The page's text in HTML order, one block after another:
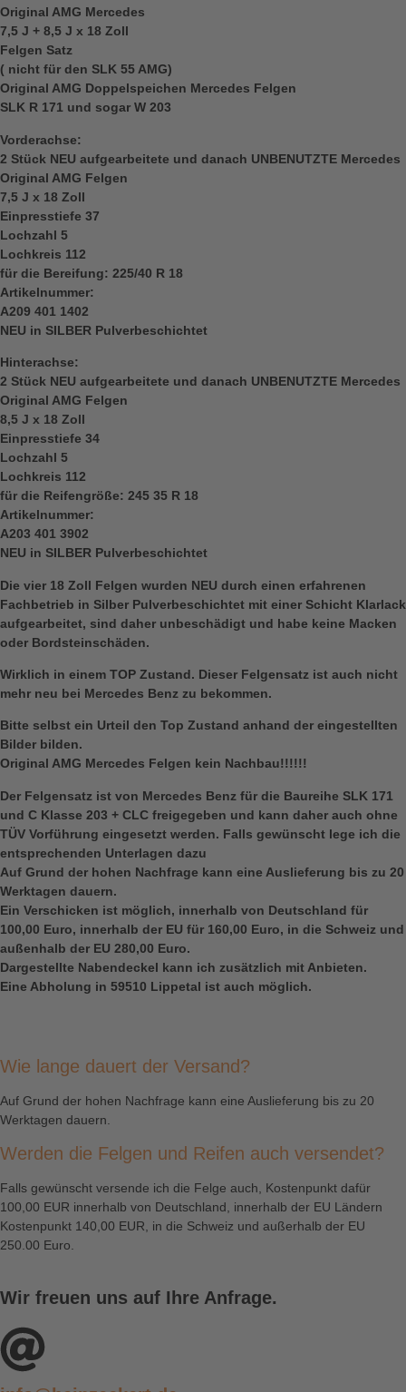
Original AMG Mercedes
7,5 J + 8,5 J x 18 Zoll
Felgen Satz
( nicht für den SLK 55 AMG)
Original AMG Doppelspeichen Mercedes Felgen
SLK R 171 und sogar W 203
Vorderachse:
2 Stück NEU aufgearbeitete und danach UNBENUTZTE Mercedes
Original AMG Felgen
7,5 J x 18 Zoll
Einpresstiefe 37
Lochzahl 5
Lochkreis 112
für die Bereifung: 225/40 R 18
Artikelnummer:
A209 401 1402
NEU in SILBER Pulverbeschichtet
Hinterachse:
2 Stück NEU aufgearbeitete und danach UNBENUTZTE Mercedes
Original AMG Felgen
8,5 J x 18 Zoll
Einpresstiefe 34
Lochzahl 5
Lochkreis 112
für die Reifengröße: 245 35 R 18
Artikelnummer:
A203 401 3902
NEU in SILBER Pulverbeschichtet
Die vier 18 Zoll Felgen wurden NEU durch einen erfahrenen
Fachbetrieb in Silber Pulverbeschichtet mit einer Schicht Klarlack
aufgearbeitet, sind daher unbeschädigt und habe keine Macken
oder Bordsteinschäden.
Wirklich in einem TOP Zustand. Dieser Felgensatz ist auch nicht
mehr neu bei Mercedes Benz zu bekommen.
Bitte selbst ein Urteil den Top Zustand anhand der eingestellten
Bilder bilden.
Original AMG Mercedes Felgen kein Nachbau!!!!!!
Der Felgensatz ist von Mercedes Benz für die Baureihe SLK 171
und C Klasse 203 + CLC freigegeben und kann daher auch ohne
TÜV Vorführung eingesetzt werden. Falls gewünscht lege ich die
entsprechenden Unterlagen dazu
Auf Grund der hohen Nachfrage kann eine Auslieferung bis zu 20
Werktagen dauern.
Ein Verschicken ist möglich, innerhalb von Deutschland für
100,00 Euro, innerhalb der EU für 160,00 Euro, in die Schweiz und
außenhalb der EU 280,00 Euro.
Dargestellte Nabendeckel kann ich zusätzlich mit Anbieten.
Eine Abholung in 59510 Lippetal ist auch möglich.
Wie lange dauert der Versand?
Auf Grund der hohen Nachfrage kann eine Auslieferung bis zu 20
Werktagen dauern.
Werden die Felgen und Reifen auch versendet?
Falls gewünscht versende ich die Felge auch, Kostenpunkt dafür
100,00 EUR innerhalb von Deutschland, innerhalb der EU Ländern
Kostenpunkt 140,00 EUR, in die Schweiz und außerhalb der EU
250.00 Euro.
Wir freuen uns auf Ihre Anfrage.